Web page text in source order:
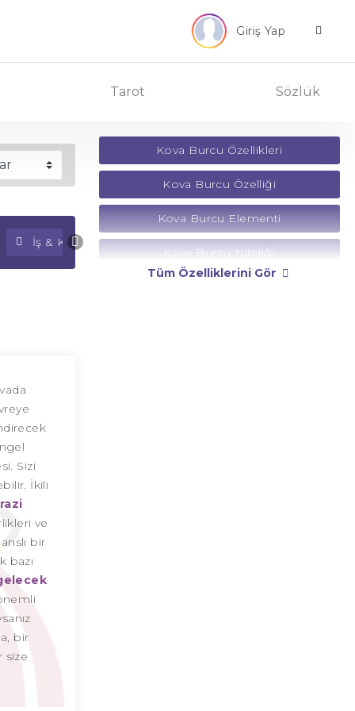
Giriş Yap
Tarot Sözlük
İş & Kariyer Falı Para Falı
Sizi
İkili
ve
bir
bazı
bir
size
Kova Burcu Özellikleri
Kova Burcu Özelliği
Kova Burcu Elementi
Kova Burcu Niteliği
Tüm Özelliklerini Gör